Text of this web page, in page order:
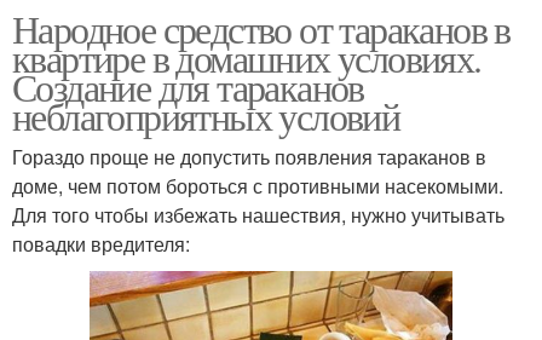
Народное средство от тараканов в
квартире в домашних условиях.
Создание для тараканов
неблагоприятных условий
Гораздо проще не допустить появления тараканов в
доме, чем потом бороться с противными насекомыми.
Для того чтобы избежать нашествия, нужно учитывать
повадки вредителя: